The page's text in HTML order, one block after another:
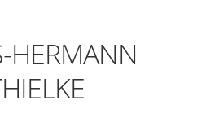
HERMANN